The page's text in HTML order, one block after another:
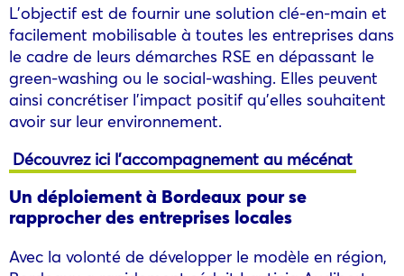
L’objectif est de fournir une solution clé-en-main et
facilement mobilisable à toutes les entreprises dans
le cadre de leurs démarches RSE en dépassant le
green-washing ou le social-washing. Elles peuvent
ainsi concrétiser l’impact positif qu’elles souhaitent
avoir sur leur environnement.
Découvrez ici l’accompagnement au mécénat
Un déploiement à Bordeaux pour se
rapprocher des entreprises locales
Avec la volonté de développer le modèle en région,